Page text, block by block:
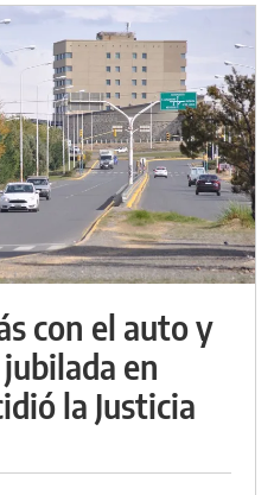
con el auto y
en
la Justicia